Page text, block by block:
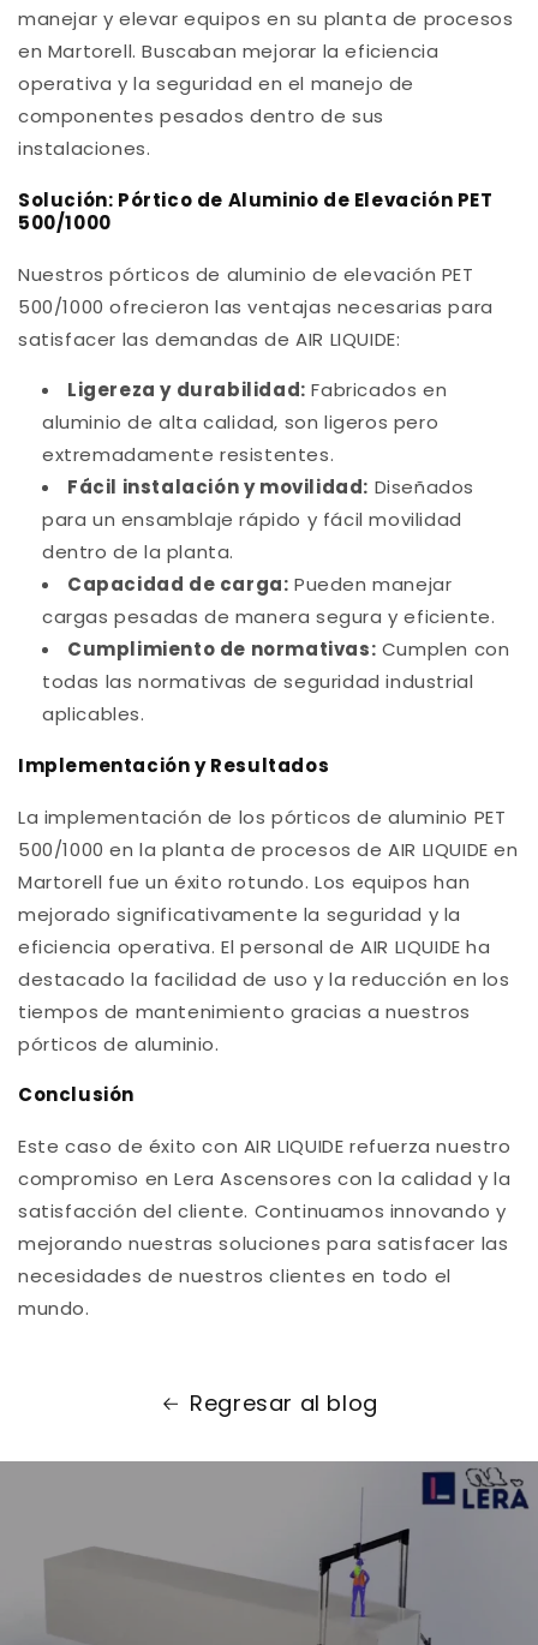
manejar y elevar equipos en su planta de procesos
en Martorell. Buscaban mejorar la eficiencia
operativa y la seguridad en el manejo de
componentes pesados dentro de sus
instalaciones.
Solución: Pórtico de Aluminio de Elevación PET
500/1000
Nuestros pórticos de aluminio de elevación PET
500/1000 ofrecieron las ventajas necesarias para
satisfacer las demandas de AIR LIQUIDE:
Ligereza y durabilidad: Fabricados en
aluminio de alta calidad, son ligeros pero
extremadamente resistentes.
Fácil instalación y movilidad: Diseñados
para un ensamblaje rápido y fácil movilidad
dentro de la planta.
Capacidad de carga: Pueden manejar
cargas pesadas de manera segura y eficiente.
Cumplimiento de normativas: Cumplen con
todas las normativas de seguridad industrial
aplicables.
Implementación y Resultados
La implementación de los pórticos de aluminio PET
500/1000 en la planta de procesos de AIR LIQUIDE en
Martorell fue un éxito rotundo. Los equipos han
mejorado significativamente la seguridad y la
eficiencia operativa. El personal de AIR LIQUIDE ha
destacado la facilidad de uso y la reducción en los
tiempos de mantenimiento gracias a nuestros
pórticos de aluminio.
Conclusión
Este caso de éxito con AIR LIQUIDE refuerza nuestro
compromiso en Lera Ascensores con la calidad y la
satisfacción del cliente. Continuamos innovando y
mejorando nuestras soluciones para satisfacer las
necesidades de nuestros clientes en todo el
mundo.
Regresar al blog